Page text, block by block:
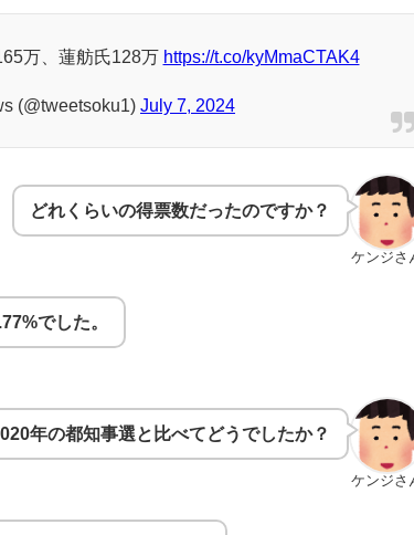
万、蓮舫氏128万 https://t.co/kyMmaCTAK4
(@tweetsoku1) July 7, 2024
ケンジさ
どれくらいの得票数だったのですか？
でした。
ケンジさ
年の都知事選と比べてどうでしたか？